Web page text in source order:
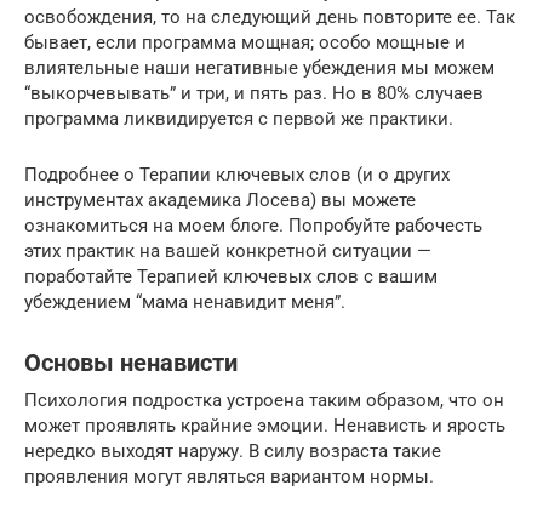
освобождения, то на следующий день повторите ее. Так
бывает, если программа мощная; особо мощные и
влиятельные наши негативные убеждения мы можем
“выкорчевывать” и три, и пять раз. Но в 80% случаев
программа ликвидируется с первой же практики.
Подробнее о Терапии ключевых слов (и о других
инструментах академика Лосева) вы можете
ознакомиться на моем блоге. Попробуйте рабочесть
этих практик на вашей конкретной ситуации —
поработайте Терапией ключевых слов с вашим
убеждением “мама ненавидит меня”.
Основы ненависти
Психология подростка устроена таким образом, что он
может проявлять крайние эмоции. Ненависть и ярость
нередко выходят наружу. В силу возраста такие
проявления могут являться вариантом нормы.